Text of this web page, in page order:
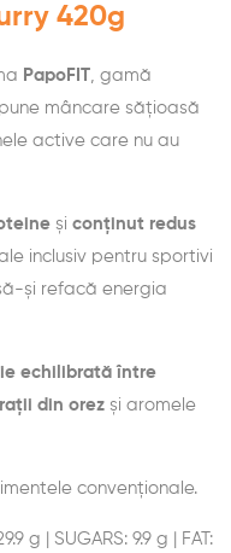
420g
PapoFIT, gamă
mâncare sățioasă
active care nu au
și conținut redus
inclusiv pentru sportivi
și refacă energia
echilibrată între
din orez și aromele
convenționale.
g | SUGARS: 9.9 g | FAT: